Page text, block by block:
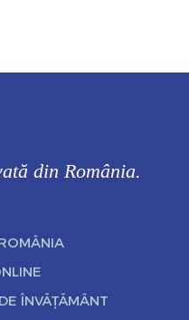
din România.
ÎNVĂȚĂMÂNT